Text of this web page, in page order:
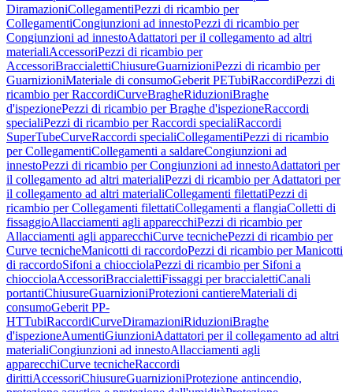
DiramazioniCollegamentiPezzi di ricambio per
CollegamentiCongiunzioni ad innestoPezzi di ricambio per
Congiunzioni ad innestoAdattatori per il collegamento ad altri
materialiAccessoriPezzi di ricambio per
AccessoriBraccialettiChiusureGuarnizioniPezzi di ricambio per
GuarnizioniMateriale di consumoGeberit PETubiRaccordiPezzi di
ricambio per RaccordiCurveBragheRiduzioniBraghe
d'ispezionePezzi di ricambio per Braghe d'ispezioneRaccordi
specialiPezzi di ricambio per Raccordi specialiRaccordi
SuperTubeCurveRaccordi specialiCollegamentiPezzi di ricambio
per CollegamentiCollegamenti a saldareCongiunzioni ad
innestoPezzi di ricambio per Congiunzioni ad innestoAdattatori per
il collegamento ad altri materialiPezzi di ricambio per Adattatori per
il collegamento ad altri materialiCollegamenti filettatiPezzi di
ricambio per Collegamenti filettatiCollegamenti a flangiaColletti di
fissaggioAllacciamenti agli apparecchiPezzi di ricambio per
Allacciamenti agli apparecchiCurve tecnichePezzi di ricambio per
Curve tecnicheManicotti di raccordoPezzi di ricambio per Manicotti
di raccordoSifoni a chiocciolaPezzi di ricambio per Sifoni a
chiocciolaAccessoriBraccialettiFissaggi per braccialettiCanali
portantiChiusureGuarnizioniProtezioni cantiereMateriali di
consumoGeberit PP-
HTTubiRaccordiCurveDiramazioniRiduzioniBraghe
d'ispezioneAumentiGiunzioniAdattatori per il collegamento ad altri
materialiCongiunzioni ad innestoAllacciamenti agli
apparecchiCurve tecnicheRaccordi
dirittiAccessoriChiusureGuarnizioniProtezione antincendio,